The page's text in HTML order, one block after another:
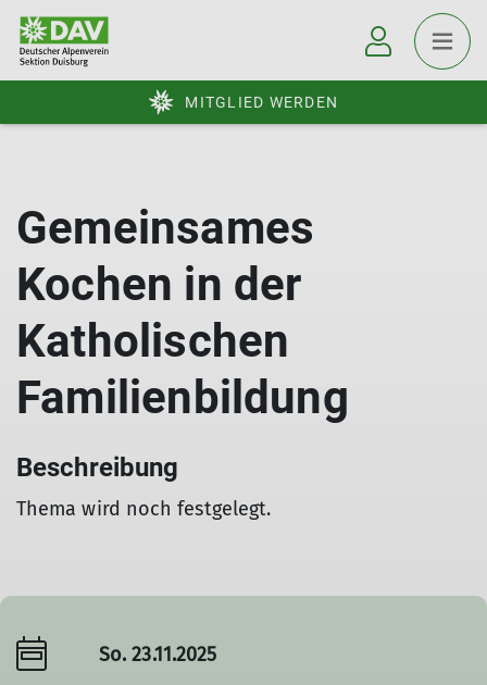
MITGLIED WERDEN
Gemeinsames
Kochen in der
Katholischen
Familienbildung
Beschreibung
Thema wird noch festgelegt.
So. 23.11.2025